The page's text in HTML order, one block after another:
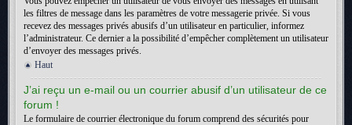
les filtres de message dans les paramètres de votre messagerie privée. Si vous
recevez des messages privés abusifs d’un utilisateur en particulier, informez
l’administrateur. Ce dernier a la possibilité d’empêcher complètement un utilisateur
d’envoyer des messages privés.
Haut
J’ai reçu un e-mail ou un courrier abusif d’un utilisateur de ce
forum !
Le formulaire de courrier électronique du forum comprend des sécurités pour